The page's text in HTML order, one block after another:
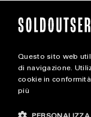
Questo sito web
di navigazione.
cookie in
più